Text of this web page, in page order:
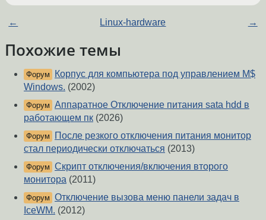
← Linux-hardware →
Похожие темы
Форум
Корпус для компьютера под управлением M$
Windows. (2002)
Форум Аппаратное Отключение питания sata hdd в
работающем пк (2026)
Форум
После резкого отключения питания монитор
стал периодически отключаться (2013)
Форум Скрипт отключения/включения второго
монитора (2011)
Форум Отключение вызова меню панели задач в
IceWM. (2012)